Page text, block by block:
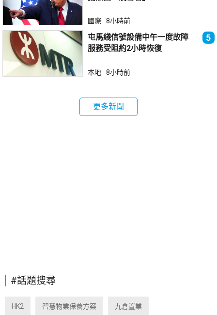
國際 8小時前
屯馬綫信號設備中午一度故障
服務受阻約2小時恢復
5
本地 8小時前
更多新聞
#話題搜尋
HK2 智慧物業保養方案 九倉置業